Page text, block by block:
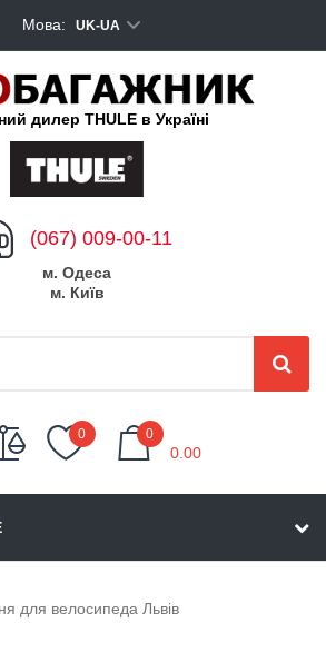
Мова: UK-UA
дилер THULE в Україні
(067) 009-00-11
м. Одеса
м. Київ
0 0
0.00
для велосипеда Львів